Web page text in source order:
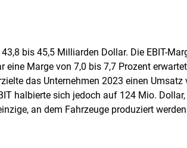
bis 45,5 Milliarden Dollar. Die EBIT-
Marge von 7,0 bis 7,7 Prozent
das Unternehmen 2023 einen
halbierte sich jedoch auf 124 Mio.
an dem Fahrzeuge produziert